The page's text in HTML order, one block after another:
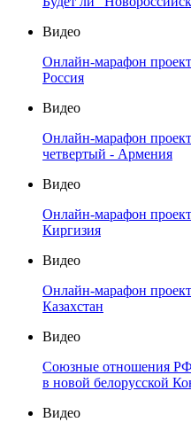
Видео
Онлайн-марафон
Россия
Видео
Онлайн-марафон
четвертый - Армения
Видео
Онлайн-марафон
Киргизия
Видео
Онлайн-марафон
Казахстан
Видео
Союзные отношения
в новой белорусской
Видео